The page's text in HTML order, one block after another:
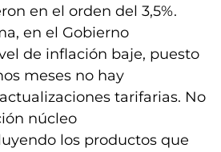
en el orden del 3,5%.
en el Gobierno
de inflación baje, puesto
meses no hay
tarifarias. No
núcleo
los productos que